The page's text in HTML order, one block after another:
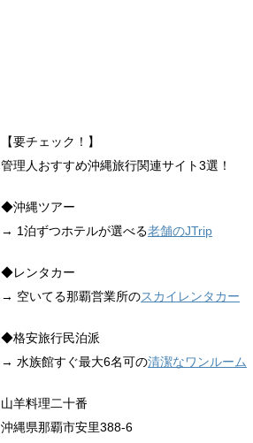
【要チェック！】
管理人おすすめ沖縄旅行関連サイト3選！
◆沖縄ツアー
→ 1泊ずつホテルが選べる老舗のJTrip
◆レンタカー
→ 空いてる那覇営業所のスカイレンタカー
◆格安旅行民泊派
→ 水族館すぐ最大6名可の清潔なワンルーム
山羊料理二十番
沖縄県那覇市安里388-6